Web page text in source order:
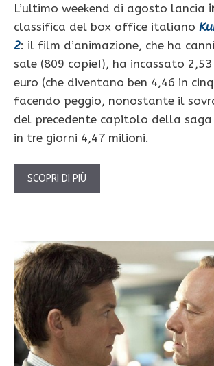
L’ultimo weekend di agosto lancia
classifica del box office italiano
2: il film d’animazione, che ha
sale (809 copie!), ha incassato
euro (che diventano ben 4,46 in
facendo peggio, nonostante il
del precedente capitolo della
in tre giorni 4,47 milioni.
SCOPRI DI PIÙ